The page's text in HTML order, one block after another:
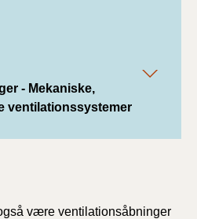
- Mekaniske,
ventilationssystemer
være ventilationsåbninger